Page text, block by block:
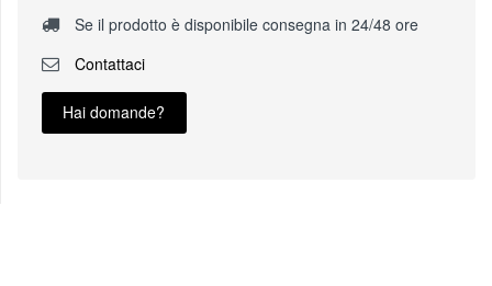
Se il prodotto è disponibile consegna in 24/48 ore
Contattaci
Hai domande?